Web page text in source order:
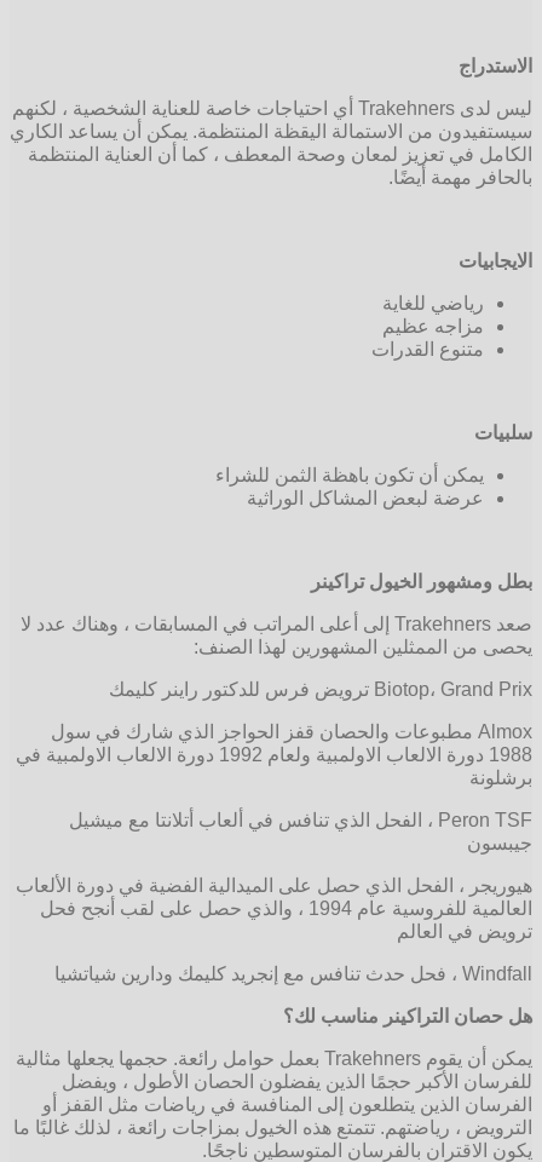
الاستدراج
ليس لدى Trakehners أي احتياجات خاصة للعناية الشخصية ، لكنهم
سيستفيدون من الاستمالة اليقظة المنتظمة. يمكن أن يساعد الكاري
الكامل في تعزيز لمعان وصحة المعطف ، كما أن العناية المنتظمة
بالحافر مهمة أيضًا.
الايجابيات
رياضي للغاية
مزاجه عظيم
متنوع القدرات
سلبيات
يمكن أن تكون باهظة الثمن للشراء
عرضة لبعض المشاكل الوراثية
بطل ومشهور الخيول تراكينر
صعد Trakehners إلى أعلى المراتب في المسابقات ، وهناك عدد لا
يحصى من الممثلين المشهورين لهذا الصنف:
Biotop، Grand Prix ترويض فرس للدكتور راينر كليمك
Almox مطبوعات والحصان قفز الحواجز الذي شارك في سول
1988 دورة الالعاب الاولمبية ولعام 1992 دورة الالعاب الاولمبية في
برشلونة
Peron TSF ، الفحل الذي تنافس في ألعاب أتلانتا مع ميشيل
جيبسون
هيوريجر ، الفحل الذي حصل على الميدالية الفضية في دورة الألعاب
العالمية للفروسية عام 1994 ، والذي حصل على لقب أنجح فحل
ترويض في العالم
Windfall ، فحل حدث تنافس مع إنجريد كليمك ودارين شياتشيا
هل حصان التراكينر مناسب لك؟
يمكن أن يقوم Trakehners بعمل حوامل رائعة. حجمها يجعلها مثالية
للفرسان الأكبر حجمًا الذين يفضلون الحصان الأطول ، ويفضل
الفرسان الذين يتطلعون إلى المنافسة في رياضات مثل القفز أو
الترويض ، رياضتهم. تتمتع هذه الخيول بمزاجات رائعة ، لذلك غالبًا ما
يكون الاقتران بالفرسان المتوسطين ناجحًا.